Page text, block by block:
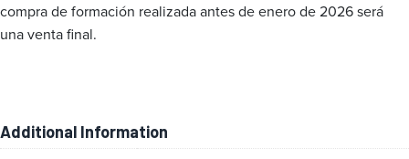
compra de formación realizada antes de enero de 2026 será
una venta final.
Additional Information